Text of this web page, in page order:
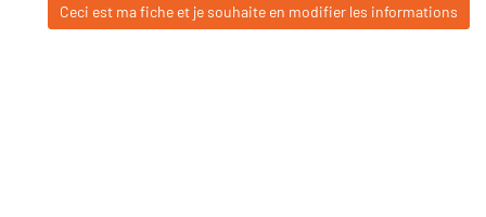
Ceci est ma fiche et je souhaite en modifier les informations